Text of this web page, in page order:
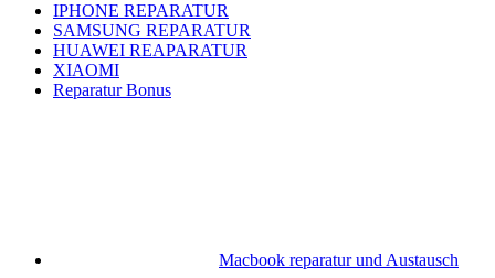
IPHONE REPARATUR
SAMSUNG REPARATUR
HUAWEI REAPARATUR
XIAOMI
Reparatur Bonus
Macbook reparatur und Austausch